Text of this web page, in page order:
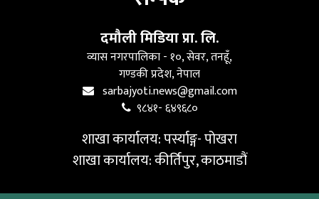
दमौली मिडिया प्रा. लि.
व्यास नगरपालिका - १०, सेवर, तनहूँ,
गण्डकी प्रदेश, नेपाल
sarbajyoti.news@gmail.com
९८४१- ६४९६८०
शाखा कार्यालय: पर्स्याङ्ग- पोखरा
शाखा कार्यालय: कीर्तिपुर, काठमाडौं